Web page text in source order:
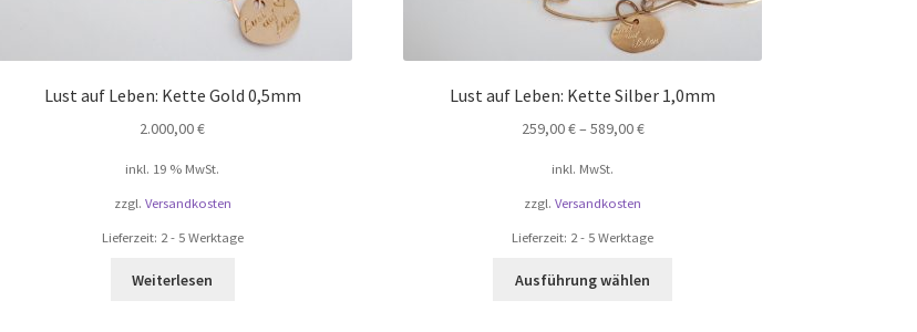
Lust auf Leben: Kette Gold 0,5mm
2.000,00€
inkl. 19 % MwSt.
zzgl. Versandkosten
Lieferzeit: 2 - 5 Werktage
Weiterlesen
Lust auf Leben: Kette Silber 1,0mm
259,00€– 589,00€
inkl. MwSt.
zzgl.Versandkosten
Lieferzeit: 2 - 5 Werktage
Ausführung wählen